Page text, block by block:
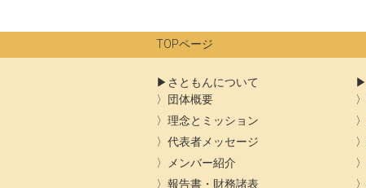
ン
TOPページ
さともんについて
団体概要
理念とミッション
代表者メッセージ
メンバー紹介
報告書・財務諸表